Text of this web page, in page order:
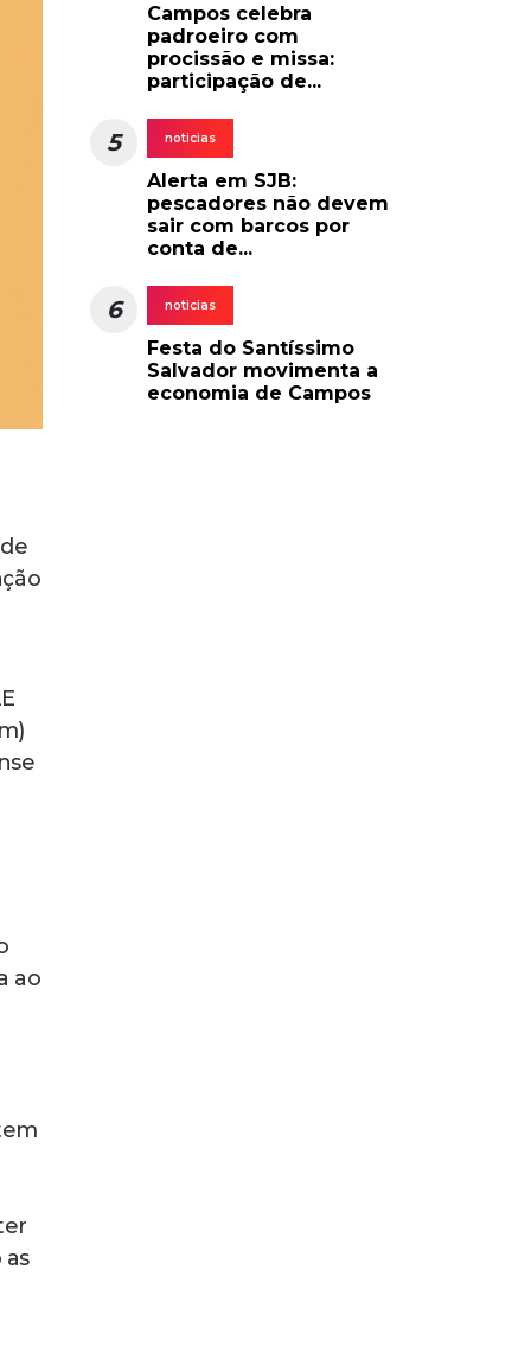
ao
Campos celebra
padroeiro com
procissão e missa:
participação de...
5 noticias
Alerta em SJB:
pescadores não devem
sair com barcos por
conta de...
6 noticias
Festa do Santíssimo
Salvador movimenta a
economia de Campos